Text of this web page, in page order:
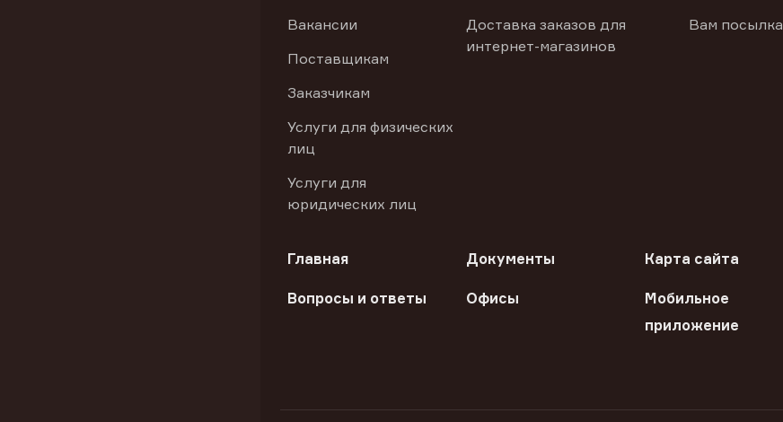
Вакансии
Поставщикам
Заказчикам
Услуги для физических
лиц
Услуги для
юридических лиц
Доставка заказов для
интернет-магазинов
Вам посылка
Главная Документы Карта сайта
Вопросы и ответы Офисы
Мобильное
приложение